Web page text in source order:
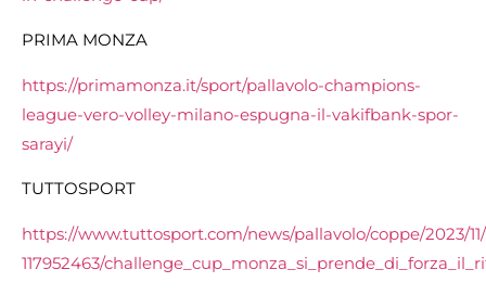
PRIMA MONZA
https://primamonza.it/sport/pallavolo-champions-
league-vero-volley-milano-espugna-il-vakifbank-spor-
sarayi/
TUTTOSPORT
https://www.tuttosport.com/news/pallavolo/coppe/2023/
117952463/